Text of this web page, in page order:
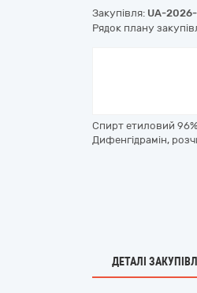
Закупівля: UA-
Рядок плану
Спирт етиловий
Дифенгідрамін,
ДЕТАЛІ ЗАКУПІВЛІ